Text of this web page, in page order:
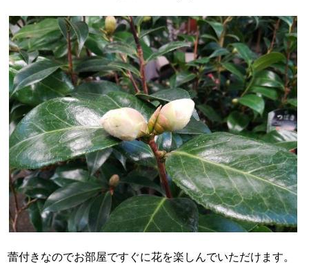
蕾付きなのでお部屋ですぐに花を楽しんでいただけます。